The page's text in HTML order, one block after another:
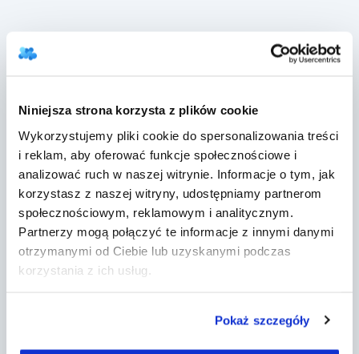
Niniejsza strona korzysta z plików cookie
Wykorzystujemy pliki cookie do spersonalizowania treści
i reklam, aby oferować funkcje społecznościowe i
analizować ruch w naszej witrynie. Informacje o tym, jak
korzystasz z naszej witryny, udostępniamy partnerom
społecznościowym, reklamowym i analitycznym.
Partnerzy mogą połączyć te informacje z innymi danymi
otrzymanymi od Ciebie lub uzyskanymi podczas
korzystania z ich usług.
Pokaż szczegóły
pomaga psychoterapeutom, psychologom,
prowadzeniu ich działalności. Załóż konto i
poznaj jego możliwości w czasie 14-dniowego
okresu próbnego.
Firma